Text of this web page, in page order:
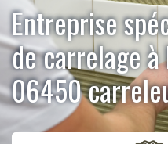
Entreprise
de carrelage à
06450